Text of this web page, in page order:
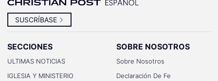
SUSCRÍBASE
SECCIONES
ULTIMAS NOTICIAS
IGLESIA Y MINISTERIO
SOBRE NOSOTROS
Sobre Nosotros
Declaración De Fe